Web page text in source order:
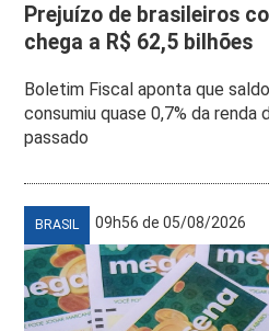
Prejuízo de brasileiros
chega a R$ 62,5 bilhões
Boletim Fiscal aponta que
consumiu quase 0,7% da renda
passado
BRASIL 09h56 de 05/08/2026